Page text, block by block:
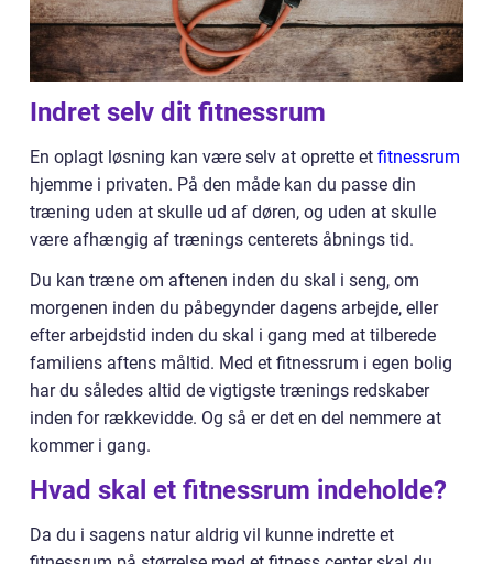
Indret selv dit fitnessrum
En oplagt løsning kan være selv at oprette et fitnessrum
hjemme i privaten. På den måde kan du passe din
træning uden at skulle ud af døren, og uden at skulle
være afhængig af trænings centerets åbnings tid.
Du kan træne om aftenen inden du skal i seng, om
morgenen inden du påbegynder dagens arbejde, eller
efter arbejdstid inden du skal i gang med at tilberede
familiens aftens måltid. Med et fitnessrum i egen bolig
har du således altid de vigtigste trænings redskaber
inden for rækkevidde. Og så er det en del nemmere at
kommer i gang.
Hvad skal et fitnessrum indeholde?
Da du i sagens natur aldrig vil kunne indrette et